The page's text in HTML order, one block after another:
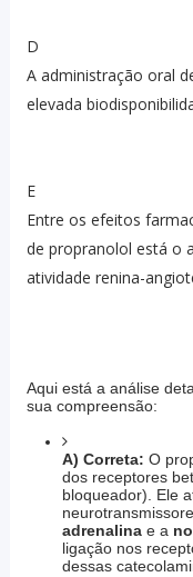
D
A administração oral
elevada
E
Entre os efeitos
de propranolol está o
atividade renina-
Aqui está a análise
sua compreensão:
A) Correta: O
dos receptores
bloqueador). Ele
adrenalinae a
ligação nos
dessas